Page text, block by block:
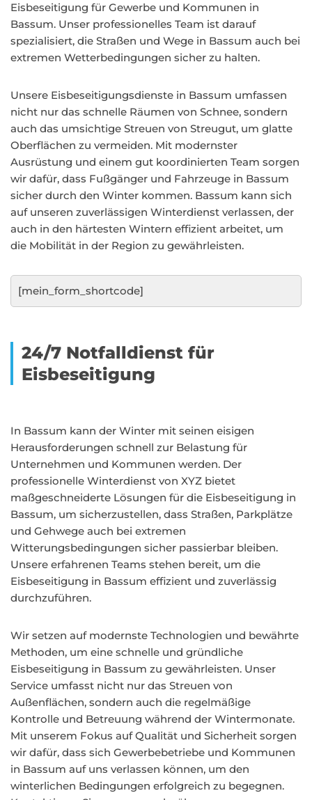
Eisbeseitigung für Gewerbe und Kommunen in
Bassum. Unser professionelles Team ist darauf
spezialisiert, die Straßen und Wege in Bassum auch bei
extremen Wetterbedingungen sicher zu halten.
Unsere Eisbeseitigungsdienste in Bassum umfassen
nicht nur das schnelle Räumen von Schnee, sondern
auch das umsichtige Streuen von Streugut, um glatte
Oberflächen zu vermeiden. Mit modernster
Ausrüstung und einem gut koordinierten Team sorgen
wir dafür, dass Fußgänger und Fahrzeuge in Bassum
sicher durch den Winter kommen. Bassum kann sich
auf unseren zuverlässigen Winterdienst verlassen, der
auch in den härtesten Wintern effizient arbeitet, um
die Mobilität in der Region zu gewährleisten.
[mein_form_shortcode]
24/7 Notfalldienst für
Eisbeseitigung
In Bassum kann der Winter mit seinen eisigen
Herausforderungen schnell zur Belastung für
Unternehmen und Kommunen werden. Der
professionelle Winterdienst von XYZ bietet
maßgeschneiderte Lösungen für die Eisbeseitigung in
Bassum, um sicherzustellen, dass Straßen, Parkplätze
und Gehwege auch bei extremen
Witterungsbedingungen sicher passierbar bleiben.
Unsere erfahrenen Teams stehen bereit, um die
Eisbeseitigung in Bassum effizient und zuverlässig
durchzuführen.
Wir setzen auf modernste Technologien und bewährte
Methoden, um eine schnelle und gründliche
Eisbeseitigung in Bassum zu gewährleisten. Unser
Service umfasst nicht nur das Streuen von
Außenflächen, sondern auch die regelmäßige
Kontrolle und Betreuung während der Wintermonate.
Mit unserem Fokus auf Qualität und Sicherheit sorgen
wir dafür, dass sich Gewerbebetriebe und Kommunen
in Bassum auf uns verlassen können, um den
winterlichen Bedingungen erfolgreich zu begegnen.